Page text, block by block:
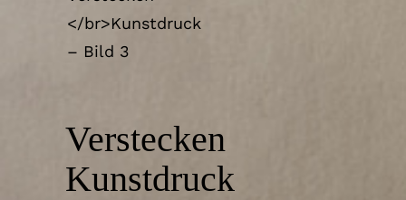
Verstecken
Kunstdruck